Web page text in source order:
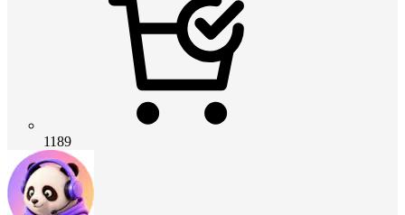
1189